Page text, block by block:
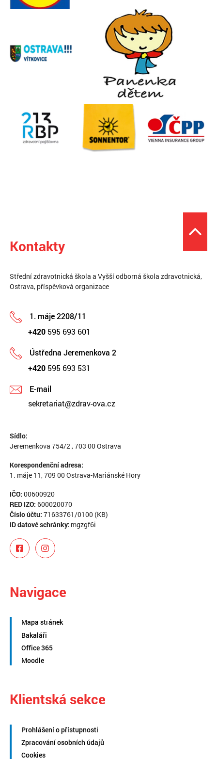
Kontakty
Střední zdravotnická škola a Vyšší odborná škola zdravotnická,
Ostrava, příspěvková organizace
1. máje 2208/11
+420 595 693 601
Ústředna Jeremenkova 2
+420 595 693 531
E-mail
sekretariat@zdrav-ova.cz
Sídlo:
Jeremenkova 754/2 , 703 00 Ostrava
Korespondenční adresa:
1. máje 11, 709 00 Ostrava-Mariánské Hory
IČO: 00600920
RED IZO: 600020070
Číslo účtu: 71633761/0100 (KB)
ID datové schránky: mgzgf6i
Navigace
Mapa stránek
Bakaláři
Office 365
Moodle
Klientská sekce
Prohlášení o přístupnosti
Zpracování osobních údajů
Cookies